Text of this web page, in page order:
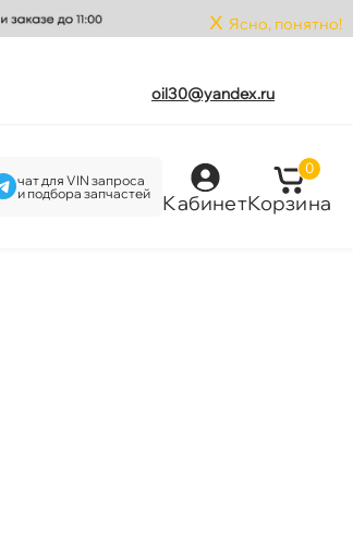
x Ясно, понятно!
oil30@yandex.ru
чат для VIN запроса
и подбора запчастей
Кабинет
0
Корзина